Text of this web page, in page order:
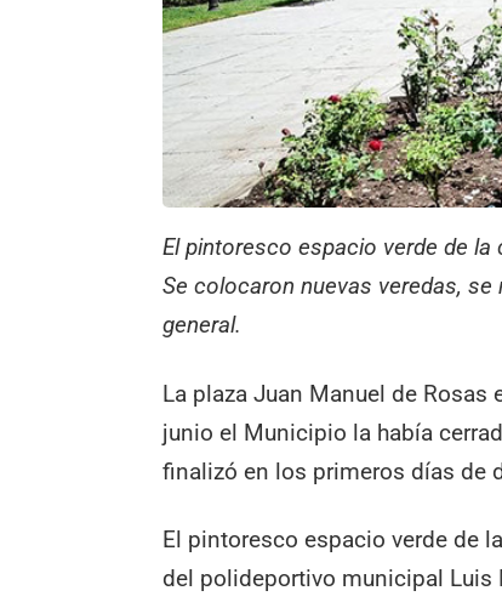
El pintoresco espacio verde de
Se colocaron nuevas veredas,
general.
La plaza Juan Manuel de
junio el Municipio la había
finalizó en los primeros días de
El pintoresco espacio verde de
del polideportivo municipal Luis